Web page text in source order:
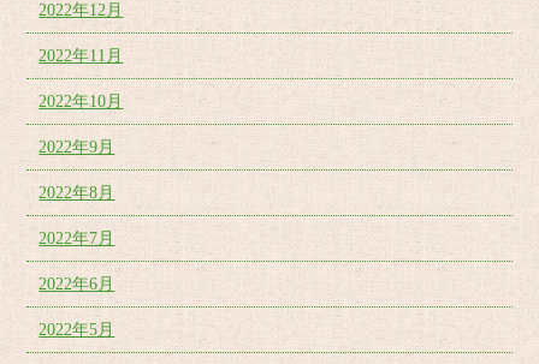
2022年12月
2022年11月
2022年10月
2022年9月
2022年8月
2022年7月
2022年6月
2022年5月